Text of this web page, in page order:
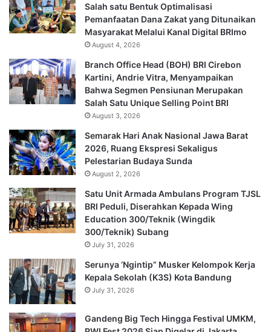
Salah satu Bentuk Optimalisasi
Pemanfaatan Dana Zakat yang Ditunaikan
Masyarakat Melalui Kanal Digital BRImo
August 4, 2026
Branch Office Head (BOH) BRI Cirebon
Kartini, Andrie Vitra, Menyampaikan
Bahwa Segmen Pensiunan Merupakan
Salah Satu Unique Selling Point BRI
August 3, 2026
Semarak Hari Anak Nasional Jawa Barat
2026, Ruang Ekspresi Sekaligus
Pelestarian Budaya Sunda
August 2, 2026
Satu Unit Armada Ambulans Program TJSL
BRI Peduli, Diserahkan Kepada Wing
Education 300/Teknik (Wingdik
300/Teknik) Subang
July 31, 2026
Serunya ‘Ngintip” Musker Kelompok Kerja
Kepala Sekolah (K3S) Kota Bandung
July 31, 2026
Gandeng Big Tech Hingga Festival UMKM,